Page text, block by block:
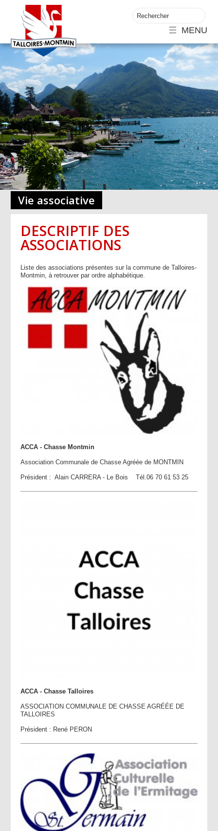
MENU
Vie associative
DESCRIPTIF DES
ASSOCIATIONS
Liste des associations présentes sur la commune de Talloires-
Montmin, à retrouver par ordre alphabétique.
ACCA - Chasse Montmin
Association Communale de Chasse Agréée de MONTMIN
Président : Alain CARRERA - Le Bois Tél.06 70 61 53 25
ACCA - Chasse Talloires
ASSOCIATION COMMUNALE DE CHASSE AGRÉÉE DE
TALLOIRES
Président : René PERON